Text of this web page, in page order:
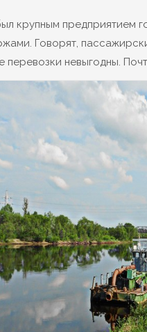
крупным предприятием
Говорят,
перевозки невыгодны.